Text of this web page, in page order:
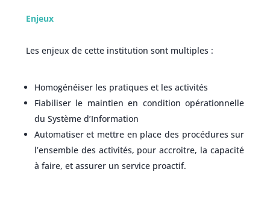
Enjeux
Les enjeux de cette institution sont multiples :
Homogénéiser les pratiques et les activités
Fiabiliser le maintien en condition opérationnelle
du Système d’Information
Automatiser et mettre en place des procédures sur
l’ensemble des activités, pour accroitre, la capacité
à faire, et assurer un service proactif.